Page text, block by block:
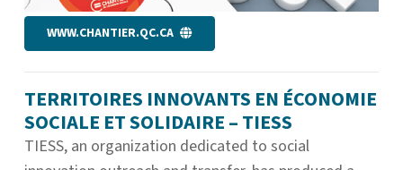
WWW.CHANTIER.QC.CA
TERRITOIRES INNOVANTS EN ÉCONOMIE
SOCIALE ET SOLIDAIRE – TIESS
TIESS, an organization dedicated to social